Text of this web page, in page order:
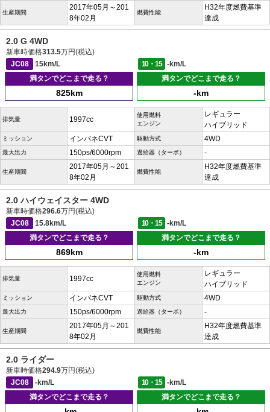
生産期間
2017年05月～201
8年02月
燃費性能
H32年度燃費基準
達成
2.0 G 4WD
新車時価格313.5万円(税込)
JC08
15km/L 10・15
-km/L
満タンでどこまで走る？
825km
満タンでどこまで走る？
-km
排気量 1997cc
使用燃料
エンジン
レギュラー
ハイブリッド
ミッション インパネCVT 駆動方式 4WD
最大出力 150ps/6000rpm 過給器（ターボ） -
生産期間
2017年05月～201
8年02月
燃費性能
H32年度燃費基準
達成
2.0 ハイウェイスター 4WD
新車時価格296.6万円(税込)
JC08
15.8km/L 10・15
-km/L
満タンでどこまで走る？
869km
満タンでどこまで走る？
-km
排気量 1997cc
使用燃料
エンジン
レギュラー
ハイブリッド
ミッション インパネCVT 駆動方式 4WD
最大出力 150ps/6000rpm 過給器（ターボ） -
生産期間
2017年05月～201
8年02月
燃費性能
H32年度燃費基準
達成
2.0 ライダー
新車時価格294.9万円(税込)
JC08
-km/L 10・15
-km/L
満タンでどこまで走る？
満タンでどこまで走る？